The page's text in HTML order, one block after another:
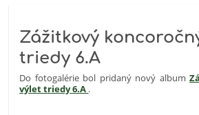
Zážitkový
triedy 6.A
Do fotogalérie bol pridaný nový album
výlet triedy 6.A .